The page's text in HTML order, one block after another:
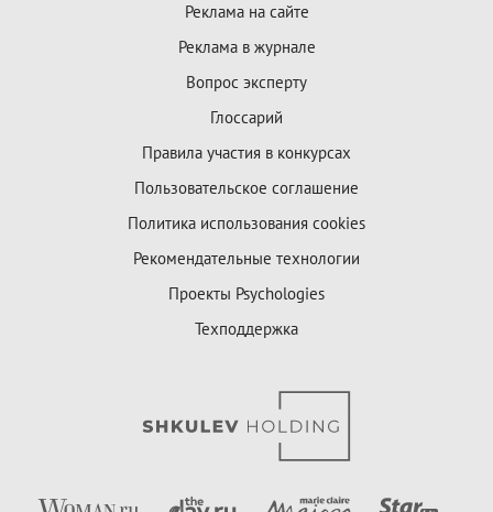
Реклама на сайте
Реклама в журнале
Вопрос эксперту
Глоссарий
Правила участия в конкурсах
Пользовательское соглашение
Политика использования cookies
Рекомендательные технологии
Проекты Psychologies
Техподдержка